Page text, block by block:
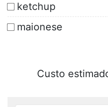
ketchup
maionese
Custo